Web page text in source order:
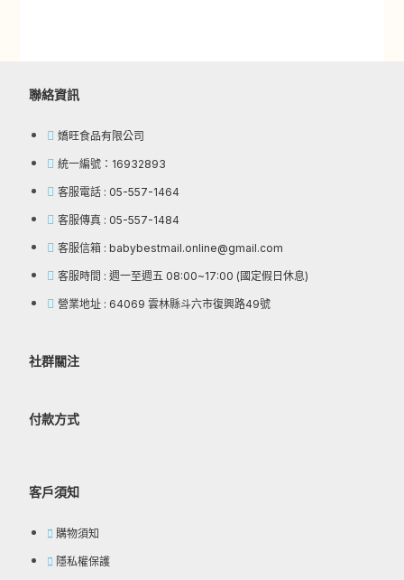
聯絡資訊
嬌旺食品有限公司
統一編號：16932893
客服電話 : 05-557-1464
客服傳真 : 05-557-1484
客服信箱 : babybestmail.online@gmail.com
客服時間 : 週一至週五 08:00~17:00 (國定假日休息)
營業地址 : 64069 雲林縣斗六市復興路49號
社群關注
付款方式
客戶須知
購物須知
隱私權保護